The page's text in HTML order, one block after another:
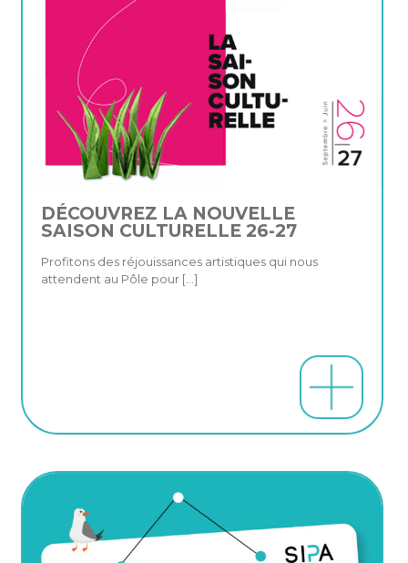
DÉCOUVREZ LA NOUVELLE
SAISON CULTURELLE 26-27
Profitons des réjouissances artistiques qui nous
attendent au Pôle pour[…]